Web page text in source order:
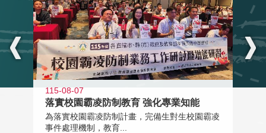
115-08-07
落實校園霸凌防制教育 強化專業知能
為落實校園霸凌防制計畫，完備生對生校園霸凌
事件處理機制，教育...